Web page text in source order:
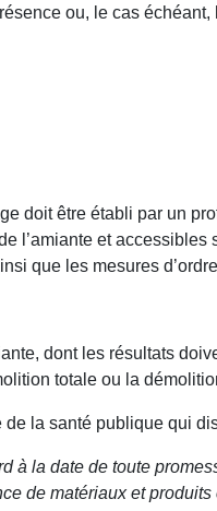
ou, le cas
doit être établi par un
l’amiante et
que les mesures
dont les résultats
totale ou la
la santé publique qui
à la date de toute
de matériaux et